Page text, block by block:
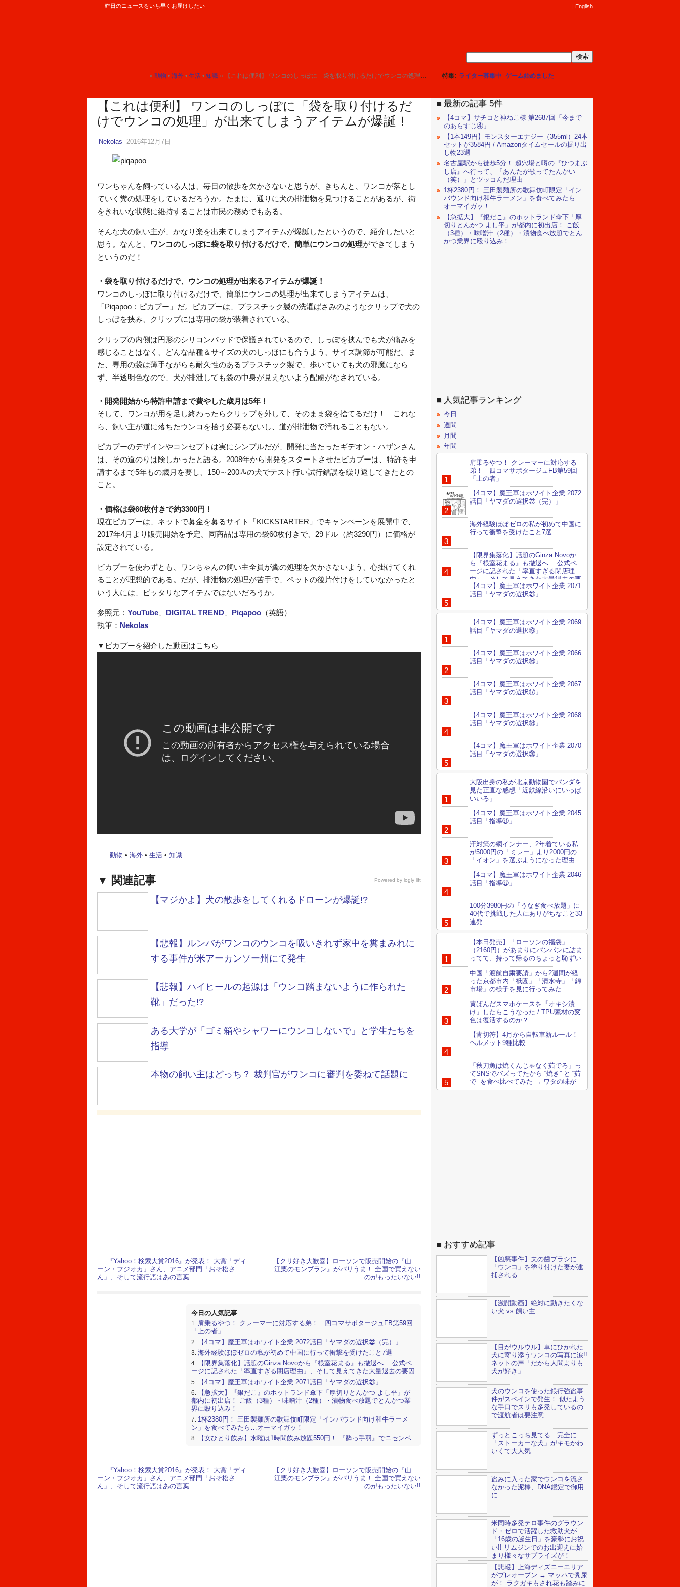
昨日のニュースをいち早くお届けしたい English
トップ
» 動物
トップ
• 海外
トップ
• 生活
トップ
• 知識 » 【これは便利】 ワンコのしっぽに「袋を取り付けるだけでウンコの処理」が出来てしまうアイテムが爆誕！ 特集 ライター募集中 ゲーム始めました
【これは便利】 ワンコのしっぽに「袋を取り付けるだ
けでウンコの処理」が出来てしまうアイテムが爆誕！
Nekolas 2016年12月7日
ワンちゃんを飼っている人は、毎日の散歩を欠かさないと思うが、きちんと、ワンコが落とし
ていく糞の処理をしているだろうか。たまに、通りに犬の排泄物を見つけることがあるが、街
をきれいな状態に維持することは市民の務めでもある。
そんな犬の飼い主が、かなり楽を出来てしまうアイテムが爆誕したというので、紹介したいと
思う。なんと、
ワンコのしっぽに袋を取り付けるだけで、簡単にウンコの処理ができてしまう
というのだ！
・袋を取り付けるだけで、ウンコの処理が出来るアイテムが爆誕！
ワンコのしっぽに取り付けるだけで、簡単にウンコの処理が出来てしまうアイテムは、
「Piqapoo：ピカプー」だ。ピカプーは、プラスチック製の洗濯ばさみのようなクリップで犬の
しっぽを挟み、クリップには専用の袋が装着されている。
クリップの内側は円形のシリコンパッドで保護されているので、しっぽを挟んでも犬が痛みを
感じることはなく、どんな品種＆サイズの犬のしっぽにも合うよう、サイズ調節が可能だ。ま
た、専用の袋は薄手ながらも耐久性のあるプラスチック製で、歩いていても犬の邪魔になら
ず、半透明色なので、犬が排泄しても袋の中身が見えないよう配慮がなされている。
・開発開始から特許申請まで費やした歳月は5年！
そして、ワンコが用を足し終わったらクリップを外して、そのまま袋を捨てるだけ！ これな
ら、飼い主が道に落ちたウンコを拾う必要もないし、道が排泄物で汚れることもない。
ピカプーのデザインやコンセプトは実にシンプルだが、開発に当たったギデオン・ハザンさん
は、その道のりは険しかったと語る。2008年から開発をスタートさせたピカプーは、特許を申
請するまで5年もの歳月を要し、150～200匹の犬でテスト行い試行錯誤を繰り返してきたとの
こと。
・価格は袋60枚付きで約3300円！
現在ピカプーは、ネットで募金を募るサイト「KICKSTARTER」でキャンペーンを展開中で、
2017年4月より販売開始を予定。同商品は専用の袋60枚付きで、29ドル（約3290円）に価格が
設定されている。
ピカプーを使わずとも、ワンちゃんの飼い主全員が糞の処理を欠かさないよう、心掛けてくれ
ることが理想的である。だが、排泄物の処理が苦手で、ペットの後片付けをしていなかったと
いう人には、ピッタリなアイテムではないだろうか。
参照元： YouTube DIGITAL TREND Piqapoo （英語）
執筆： Nekolas
▼ピカプーを紹介した動画はこちら
動物 • 海外 • 生活 • 知識
関連記事
【マジかよ】犬の散歩をしてくれるドローンが爆誕!?
【悲報】ルンバがワンコのウンコを吸いきれず家中を糞まみれに
する事件が米アーカンソー州にて発生
【悲報】ハイヒールの起源は「ウンコ踏まないように作られた
靴」だった!?
ある大学が「ゴミ箱やシャワーにウンコしないで」と学生たちを
指導
本物の飼い主はどっち？ 裁判官がワンコに審判を委ねて話題に
Powered by logly lift
『Yahoo！検索大賞2016』が発表！ 大賞「ディ
ーン・フジオカ」さん、アニメ部門「おそ松さ
ん」、そして流行語はあの言葉
【クリ好き大歓喜】ローソンで販売開始の『山
江栗のモンブラン』がバリうま！ 全国で買えない
のがもったいない!!
今日の人気記事
肩乗るやつ！ クレーマーに対応する弟！ 四コマサボタージュFB第59回
「上の者」
【4コマ】魔王軍はホワイト企業 2072話目「ヤマダの選択㉒（完）」
海外経験ほぼゼロの私が初めて中国に行って衝撃を受けたこと7選
【限界集落化】話題のGinza Novoから『根室花まる』も撤退へ… 公式ペ
ージに記された「率直すぎる閉店理由」、そして見えてきた大量退去の要因
【4コマ】魔王軍はホワイト企業 2071話目「ヤマダの選択㉑」
【急拡大】『銀だこ』のホットランド傘下「厚切りとんかつ よし平」が
都内に初出店！ ご飯（3種）・味噌汁（2種）・漬物食べ放題でとんかつ業
界に殴り込み！
1杯2380円！ 三田製麺所の歌舞伎町限定「インバウンド向け和牛ラーメ
ン」を食べてみたら…オーマイガッ！
【女ひとり飲み】水曜は1時間飲み放題550円！ 『酔っ手羽』でニセンベ
GRとスシローのコラボに突撃！ 「限定ミニカー」を入手したところ、
かなりのこだわりに感激
『Yahoo！検索大賞2016』が発表！ 大賞「ディ
ーン・フジオカ」さん、アニメ部門「おそ松さ
ん」、そして流行語はあの言葉
【クリ好き大歓喜】ローソンで販売開始の『山
江栗のモンブラン』がバリうま！ 全国で買えない
のがもったいない!!
最新の記事 5件
【4コマ】サチコと神ねこ様 第2687回「今まで
のあらすじ④」
【1本149円】モンスターエナジー（355ml）24本
セットが3584円 / Amazonタイムセールの掘り出
し物23選
名古屋駅から徒歩5分！ 超穴場と噂の『ひつまぶ
し店』へ行って、「あんたが歌ってたんかい
（笑）」とツッコんだ理由
1杯2380円！ 三田製麺所の歌舞伎町限定「イン
バウンド向け和牛ラーメン」を食べてみたら…
オーマイガッ！
【急拡大】『銀だこ』のホットランド傘下「厚
切りとんかつ よし平」が都内に初出店！ ご飯
（3種）・味噌汁（2種）・漬物食べ放題でとん
かつ業界に殴り込み！
人気記事ランキング
今日
週間
月間
年間
肩乗るやつ！ クレーマーに対応する
弟！ 四コマサボタージュFB第59回
「上の者」
【4コマ】魔王軍はホワイト企業 2072
話目「ヤマダの選択㉒（完）」
海外経験ほぼゼロの私が初めて中国に
行って衝撃を受けたこと7選
【限界集落化】話題のGinza Novoか
ら『根室花まる』も撤退へ… 公式ペ
ージに記された「率直すぎる閉店理
由」、そして見えてきた大量退去の要
【4コマ】魔王軍はホワイト企業 2071
話目「ヤマダの選択㉑」
【4コマ】魔王軍はホワイト企業 2069
話目「ヤマダの選択⑲」
【4コマ】魔王軍はホワイト企業 2066
話目「ヤマダの選択⑯」
【4コマ】魔王軍はホワイト企業 2067
話目「ヤマダの選択⑰」
【4コマ】魔王軍はホワイト企業 2068
話目「ヤマダの選択⑱」
【4コマ】魔王軍はホワイト企業 2070
話目「ヤマダの選択⑳」
大阪出身の私が北京動物園でパンダを
見た正直な感想「近鉄線沿いにいっぱ
いいる」
【4コマ】魔王軍はホワイト企業 2045
話目「指導㉑」
汗対策の網インナー、2年着ている私
が5000円の「ミレー」より2000円の
「イオン」を選ぶようになった理由
【4コマ】魔王軍はホワイト企業 2046
話目「指導㉒」
100分3980円の「うなぎ食べ放題」に
40代で挑戦した人にありがちなこと33
連発
【本日発売】「ローソンの福袋」
（2160円）があまりにパンパンに詰ま
ってて、持って帰るのちょっと恥ずい
中国「渡航自粛要請」から2週間が経
った京都市内「祇園」「清水寺」「錦
市場」の様子を見に行ってみた
黄ばんだスマホケースを『オキシ漬
け』したらこうなった / TPU素材の変
色は復活するのか？
【青切符】4月から自転車新ルール！
ヘルメット9種比較
「秋刀魚は焼くんじゃなく茹でろ」っ
てSNSでバズってたから “焼き” と “茹
で” を食べ比べてみた → ワタの味が
変わってる！
おすすめ記事
【凶悪事件】夫の歯ブラシに
「ウンコ」を塗り付けた妻が逮
捕される
【激闘動画】絶対に動きたくな
い犬 vs 飼い主
【目がウルウル】車にひかれた
犬に寄り添うワンコの写真に涙!!
ネットの声「だから人間よりも
犬が好き」
犬のウンコを使った銀行強盗事
件がスペインで発生！ 似たよう
な手口でスリも多発しているの
で渡航者は要注意
ずっとこっち見てる…完全に
「ストーカーな犬」がキモかわ
いくて大人気
盗みに入った家でウンコを流さ
なかった泥棒、DNA鑑定で御用
に
米同時多発テロ事件のグラウン
ド・ゼロで活躍した救助犬が
「16歳の誕生日」を豪勢にお祝
い!! リムジンでのお出迎えに始
まり様々なサプライズが！
【悲報】上海ディズニーエリア
がプレオープン → マッハで糞尿
が！ ラクガキもされ花も踏みに